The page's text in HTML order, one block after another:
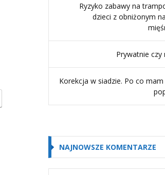
Ryzyko zabawy na
dzieci z obniżonym
Prywatnie czy
Korekcja w siadzie. Po co mam
NAJNOWSZE KOMENTARZE